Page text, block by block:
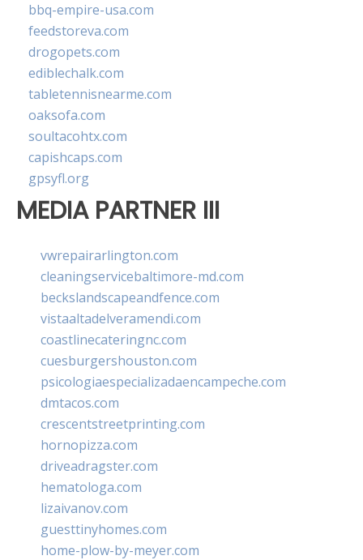
bbq-empire-usa.com
feedstoreva.com
drogopets.com
ediblechalk.com
tabletennisnearme.com
oaksofa.com
soultacohtx.com
capishcaps.com
gpsyfl.org
MEDIA PARTNER III
vwrepairarlington.com
cleaningservicebaltimore-md.com
beckslandscapeandfence.com
vistaaltadelveramendi.com
coastlinecateringnc.com
cuesburgershouston.com
psicologiaespecializadaencampeche.com
dmtacos.com
crescentstreetprinting.com
hornopizza.com
driveadragster.com
hematologa.com
lizaivanov.com
guesttinyhomes.com
home-plow-by-meyer.com